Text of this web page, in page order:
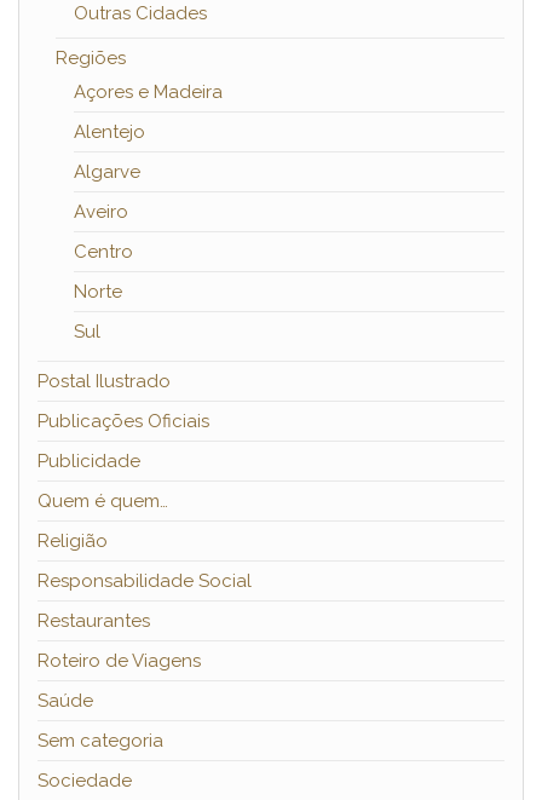
Outras Cidades
Regiões
Açores e Madeira
Alentejo
Algarve
Aveiro
Centro
Norte
Sul
Postal Ilustrado
Publicações Oficiais
Publicidade
Quem é quem…
Religião
Responsabilidade Social
Restaurantes
Roteiro de Viagens
Saúde
Sem categoria
Sociedade